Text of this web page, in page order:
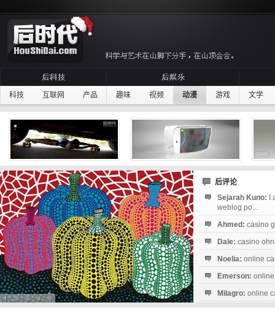
科技 互联网 产品 趣味 视频 动漫 游戏 文学
后评论
Sejarah Kuno:
weblog po...
Ahmed: casino
Dale: casino
Noelia: online
Emerson:
Milagro: online